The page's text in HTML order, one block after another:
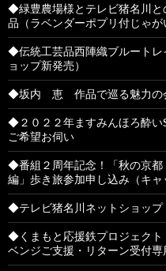
◆緑豊農場様とテレビ猪名川と
品（ラベンダーポプリ付じゃが
◆伝統工芸品西陣織ブルートレ
ョップ新発売）
◆坂内 恵 作品で巡る魅力の
◆２０２２年ますみんほろ酔
ご希望お伺い
◆番組２周年記念！「秋の京都
編」歩き旅参加申し込み（キャ
◆テレビ猪名川ネットショッ
◆くまもと応援鉄プロジェクト
ベンジご支援・リターン受付専